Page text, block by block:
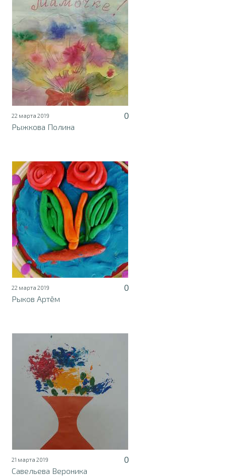
22 марта 2019
0
Рыжкова Полина
22 марта 2019
0
Рыков Артём
21 марта 2019
0
Савельева Вероника